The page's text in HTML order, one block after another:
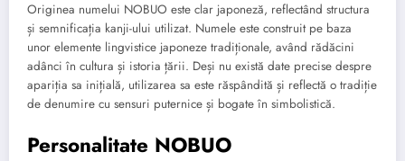
Originea numelui NOBUO este clar japoneză, reflectând structura
și semnificația kanji-ului utilizat. Numele este construit pe baza
unor elemente lingvistice japoneze tradiționale, având rădăcini
adânci în cultura și istoria țării. Deși nu există date precise despre
apariția sa inițială, utilizarea sa este răspândită și reflectă o tradiție
de denumire cu sensuri puternice și bogate în simbolistică.
Personalitate NOBUO